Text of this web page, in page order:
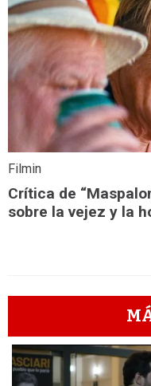
Filmin
Crítica de
sobre la vejez y la